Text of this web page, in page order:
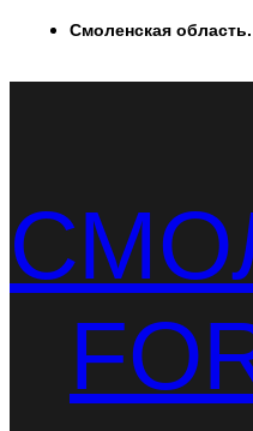
ПерейтиСмоленская